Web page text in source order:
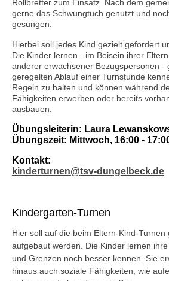
Rollbretter zum Einsatz. Nach dem
gerne das Schwungtuch genutzt und
gesungen.
Hierbei soll jedes Kind gezielt gefordert
Die Kinder lernen - im Beisein ihrer
anderer erwachsener Bezugspersonen -
geregelten Ablauf einer Turnstunde
Regeln zu halten und können während
Fähigkeiten erwerben oder bereits
ausbauen.
Übungsleiterin: Laura
Übungszeit: Mittwoch, 16:00 -
Kontakt:
kinderturnen@tsv-dungelbeck.de
Kindergarten-Turnen
Hier soll auf die beim Eltern-Kind-Turnen
aufgebaut werden. Die Kinder lernen
und Grenzen noch besser kennen. Sie
hinaus auch soziale Fähigkeiten, wie